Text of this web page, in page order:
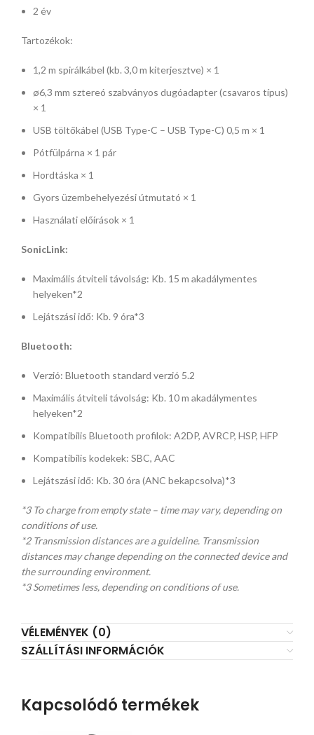
2 év
Tartozékok:
1,2 m spirálkábel (kb. 3,0 m kiterjesztve) × 1
ø6,3 mm sztereó szabványos dugóadapter (csavaros típus)
× 1
USB töltőkábel (USB Type-C – USB Type-C) 0,5 m × 1
Pótfülpárna × 1 pár
Hordtáska × 1
Gyors üzembehelyezési útmutató × 1
Használati előírások × 1
SonicLink:
Maximális átviteli távolság: Kb. 15 m akadálymentes
helyeken*2
Lejátszási idő: Kb. 9 óra*3
Bluetooth:
Verzió: Bluetooth standard verzió 5.2
Maximális átviteli távolság: Kb. 10 m akadálymentes
helyeken*2
Kompatibilis Bluetooth profilok: A2DP, AVRCP, HSP, HFP
Kompatibilis kodekek: SBC, AAC
Lejátszási idő: Kb. 30 óra (ANC bekapcsolva)*3
*3 To charge from empty state – time may vary, depending on
conditions of use.
*2 Transmission distances are a guideline. Transmission
distances may change depending on the connected device and
the surrounding environment.
*3 Sometimes less, depending on conditions of use.
VÉLEMÉNYEK (0)
SZÁLLÍTÁSI INFORMÁCIÓK
Kapcsolódó termékek